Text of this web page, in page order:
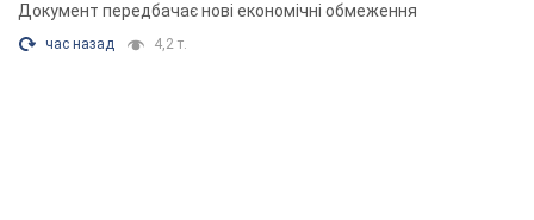
Документ передбачає нові економічні обмеження
час назад 4,2 т.